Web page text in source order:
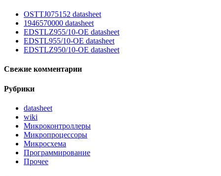
OSTTJ075152 datasheet
1946570000 datasheet
EDSTLZ955/10-OE datasheet
EDSTL955/10-OE datasheet
EDSTLZ950/10-OE datasheet
Свежие комментарии
Рубрики
datasheet
wiki
Микроконтроллеры
Микропроцессоры
Микросхема
Программирование
Прочее